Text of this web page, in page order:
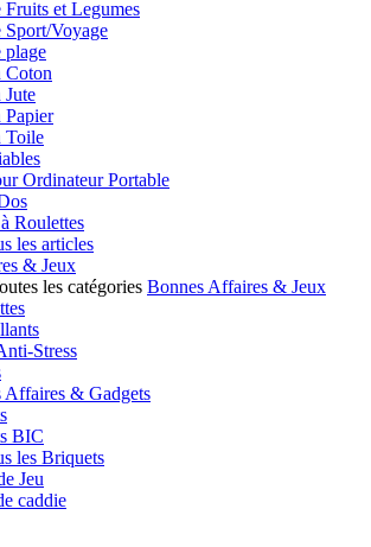
Fruits et Legumes
Sport/Voyage
plage
Coton
Jute
Papier
Toile
Ordinateur Portable
Roulettes
les articles
& Jeux
les catégories Bonnes Affaires & Jeux
Stress
Affaires & Gadgets
BIC
les Briquets
Jeu
caddie